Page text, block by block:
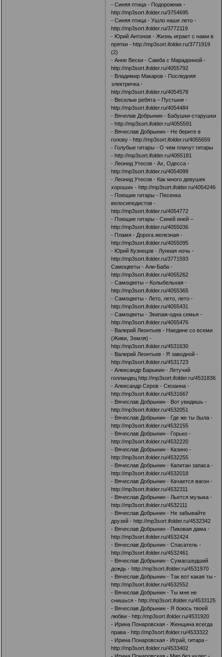
- Синяя птица - Подорожник -
http://mp3sort.ifolder.ru/3754695
- Синяя птица - Ушло наше лето -
http://mp3sort.ifolder.ru/3772119
- Юрий Антонов - Жизнь играет с нами в
прятки -http://mp3sort.ifolder.ru/3771919
(2)
- Анне Вески - Самба с Марадонной -
http://mp3sort.ifolder.ru/4055792
- Владимир Макаров - Последняя
электричка -
http://mp3sort.ifolder.ru/4054578
- Веселые ребята – Пустыня -
http://mp3sort.ifolder.ru/4054484
- Вячелав Добрынин - Бабушки-старушки
-http://mp3sort.ifolder.ru/4055591
- Вячеслав Добрынин - Не берите в
голову -http://mp3sort.ifolder.ru/4055659
- Голубые гитары - О чем плачут гитары
-http://mp3sort.ifolder.ru/4055181
- Леонид Утесов - Ах, Одесса -
http://mp3sort.ifolder.ru/4054099
- Леонид Утесов - Как много девушек
хороших -http://mp3sort.ifolder.ru/4054246
- Поющие гитары - Песенка
велосипедистов -
http://mp3sort.ifolder.ru/4054772
- Поющие гитары - Синей иней –
http://mp3sort.ifolder.ru/4055036
- Пламя - Дорога железная -
http://mp3sort.ifolder.ru/4055095
- Юрий Кузнецов - Лунная ночь -
http://mp3sort.ifolder.ru/3771593
Самоцветы - Али-Баба -
http://mp3sort.ifolder.ru/4055262
- Самоцветы – Колыбельная -
http://mp3sort.ifolder.ru/4055365
- Самоцветы - Лето, лето, лето -
http://mp3sort.ifolder.ru/4055431
- Самоцветы - Экипаж-одна семья -
http://mp3sort.ifolder.ru/4055476
- Валерий Леонтьев - Наедине со всеми
(Живи, Земля) -
http://mp3sort.ifolder.ru/4531630
- Валерий Леонтьев - Я заводной -
http://mp3sort.ifolder.ru/4531723
- Александр Барыкин - Летучий
голландецhttp://mp3sort.ifolder.ru/4531836
- Александр Серов - Сюзанна -
http://mp3sort.ifolder.ru/4531667
- Вячеслав Добрынин - Вот увидишь -
http://mp3sort.ifolder.ru/4532051
- Вячеслав Добрынин - Где же ты была -
http://mp3sort.ifolder.ru/4532155
- Вячеслав Добрынин - Горько -
http://mp3sort.ifolder.ru/4532220
- Вячеслав Добрынин - Казино -
http://mp3sort.ifolder.ru/4532255
- Вячеслав Добрынин - Капитан запаса -
http://mp3sort.ifolder.ru/4532018
- Вячеслав Добрынин - Качается вагон -
http://mp3sort.ifolder.ru/4532311
- Вячеслав Добрынин - Льется музыка -
http://mp3sort.ifolder.ru/4532111
- Вячеслав Добрынин - Не забывайте
друзей -http://mp3sort.ifolder.ru/4532342
- Вячеслав Добрынин - Пиковая дама -
http://mp3sort.ifolder.ru/4532424
- Вячеслав Добрынин - Спасатель -
http://mp3sort.ifolder.ru/4532461
- Вячеслав Добрынин - Сумасшедший
дождь -http://mp3sort.ifolder.ru/4531970
- Вячеслав Добрынин - Так вот какая ты -
http://mp3sort.ifolder.ru/4532552
- Вячеслав Добрынин - Ты мне не
снишься -http://mp3sort.ifolder.ru/4533125
- Вячеслав Добрынин - Я боюсь твоей
любви -http://mp3sort.ifolder.ru/4531920
- Ирина Понаровская - Женщина всегда
права -http://mp3sort.ifolder.ru/4533322
- Ирина Понаровская - Играй, гитара -
http://mp3sort.ifolder.ru/4533402